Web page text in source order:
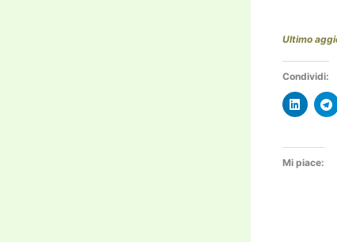
Ultimo
Condividi:
Mi piace: